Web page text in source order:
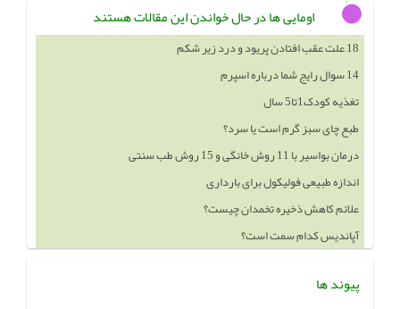
اومایی ها در حال خواندن این مقالات هستند
18 علت عقب افتادن پریود و درد زیر شکم
14 سوال رایج شما درباره اسپرم
تغذیه کودک1تا5 سال
طبع چای سبز گرم است یا سرد؟
درمان بواسیر با 11 روش خانگی و 15 روش طب سنتی
اندازه طبیعی فولیکول برای بارداری
علائم کاهش ذخیره تخمدان چیست؟
آپاندیس کدام سمت است؟
پیوند ها